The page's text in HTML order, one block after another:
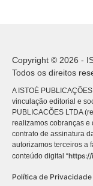
Copyright © 2026 -
Todos os direitos
A ISTOÉ
vinculação editorial e
PUBLICACÕES LTDA
realizamos cobranças e
contrato de assinatura
autorizamos terceiros a
conteúdo digital “
Política de Privacidade